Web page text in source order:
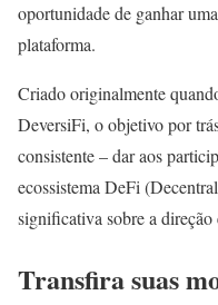
oportunidade de ganhar
plataforma.
Criado originalmente
DeversiFi, o objetivo por
consistente – dar aos
ecossistema DeFi
significativa sobre a direção
Transfira suas